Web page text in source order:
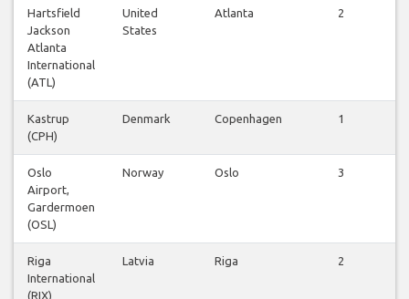
Hartsfield
Jackson
Atlanta
International
(ATL)
United
States
Atlanta 2
Kastrup
(CPH)
Denmark Copenhagen 1
Oslo
Airport,
Gardermoen
(OSL)
Norway Oslo 3
Riga
International
(RIX)
Latvia Riga 2